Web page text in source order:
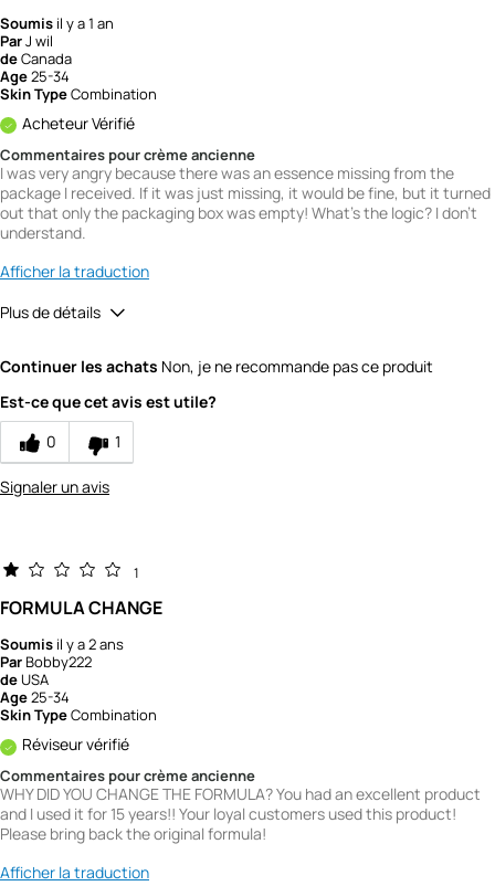
Soumis il y a 1 an
ParJ wil
deCanada
Age25-34
Skin TypeCombination
Acheteur Vérifié
Commentaires pour crème ancienne
I was very angry because there was an essence missing from the
package I received. If it was just missing, it would be fine, but it turned
out that only the packaging box was empty! What's the logic? I don't
understand.
Afficher la traduction
Plus de détails
Continuer les achats Non, je ne recommande pas ce produit
Est-ce que cet avis est utile?
0
1
Signaler un avis
1
FORMULA CHANGE
Soumis il y a 2 ans
ParBobby222
deUSA
Age25-34
Skin TypeCombination
Réviseur vérifié
Commentaires pour crème ancienne
WHY DID YOU CHANGE THE FORMULA? You had an excellent product
and I used it for 15 years!! Your loyal customers used this product!
Please bring back the original formula!
Afficher la traduction